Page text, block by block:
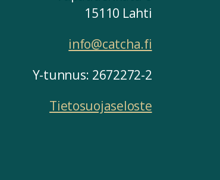
15110 Lahti
info@catcha.fi
Y-tunnus: 2672272-2
Tietosuojaseloste